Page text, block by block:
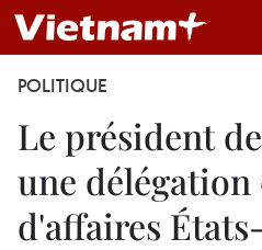
POLITIQUE
Le président
une
d'affaires